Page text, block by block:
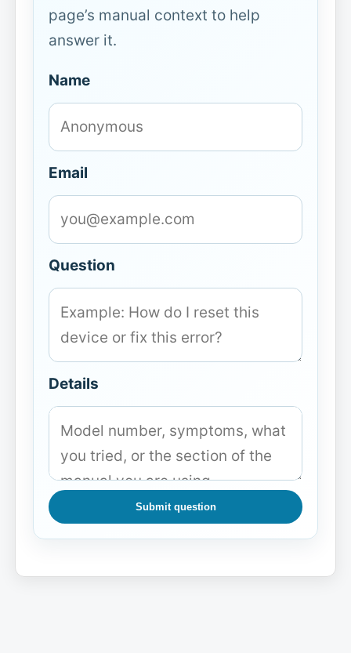
page’s manual context to help
answer it.
Name
Email
Question
Details
Submit question